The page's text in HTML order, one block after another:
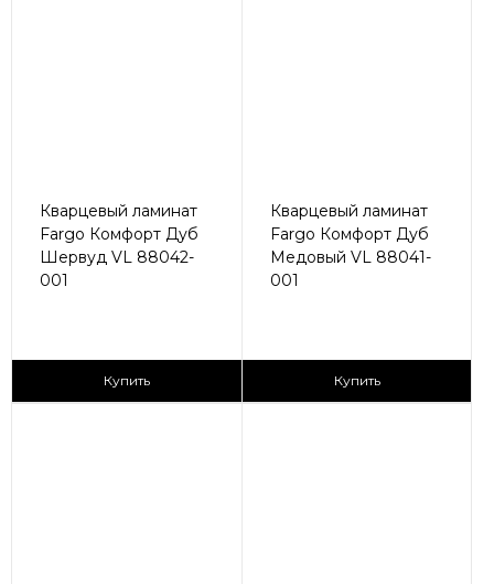
Кварцевый ламинат
Fargo Комфорт Дуб
Шервуд VL 88042-
001
2
Купить
Кварцевый ламинат
Fargo Комфорт Дуб
Медовый VL 88041-
001
2
Купить